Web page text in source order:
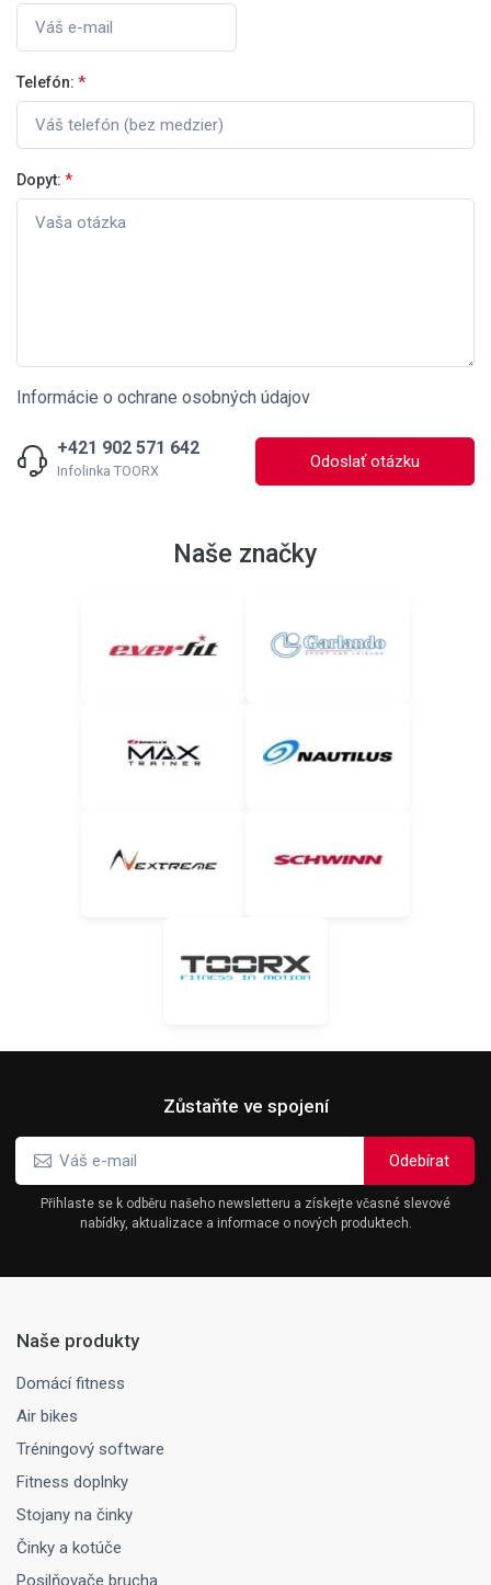
Telefón: *
Dopyt: *
Informácie o ochrane osobných údajov
+421 902 571 642
Infolinka TOORX Odoslať otázku
Naše značky
Zůstaňte ve spojení
Přihlaste se k odběru našeho newsletteru a získejte včasné slevové
nabídky, aktualizace a informace o nových produktech.
Naše produkty
Domácí fitness
Air bikes
Tréningový software
Fitness doplnky
Stojany na činky
Činky a kotúče
Posilňovače brucha